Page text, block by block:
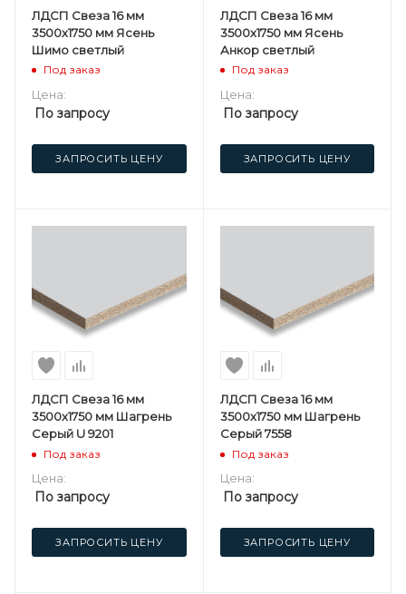
ЛДСП Свеза 16 мм
3500х1750 мм Ясень
Шимо светлый
Под заказ
Цена:
По запросу
ЗАПРОСИТЬ ЦЕНУ
ЛДСП Свеза 16 мм
3500х1750 мм Ясень
Анкор светлый
Под заказ
Цена:
По запросу
ЗАПРОСИТЬ ЦЕНУ
ЛДСП Свеза 16 мм
3500х1750 мм Шагрень
Серый U 9201
Под заказ
Цена:
По запросу
ЗАПРОСИТЬ ЦЕНУ
ЛДСП Свеза 16 мм
3500х1750 мм Шагрень
Серый 7558
Под заказ
Цена:
По запросу
ЗАПРОСИТЬ ЦЕНУ